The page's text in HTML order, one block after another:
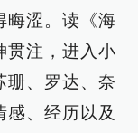
晦涩。读《海
贯注，进入小
珊、罗达、奈
感、经历以及